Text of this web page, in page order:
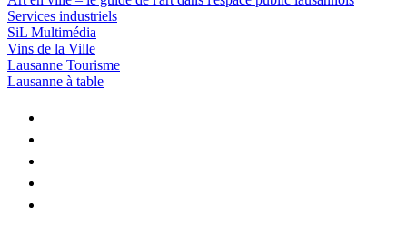
Services industriels
SiL Multimédia
Vins de la Ville
Lausanne Tourisme
Lausanne à table